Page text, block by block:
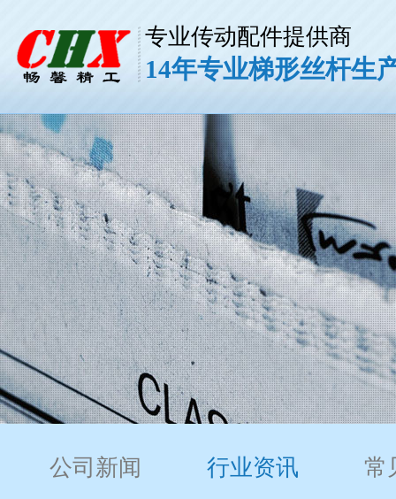
专业传动配件提供商
14年专业梯形丝杆生
公司新闻 行业资讯 常